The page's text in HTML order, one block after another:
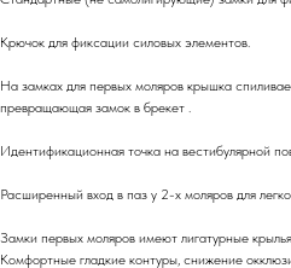
Крючок для фиксации силовых элементов.
На замках для первых моляров крышка
превращающая замок в брекет .
Идентификационная точка на вестибулярной
Расширенный вход в паз у 2-х моляров для
Замки первых моляров имеют лигатурные
Комфортные гладкие контуры, снижение